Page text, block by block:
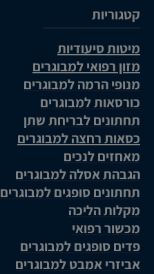
קטגוריות
מיטות סיעודיות
מזון רפואי למבוגרים
מנופי הרמה למבוגרים
כורסאות למבוגרים
תחתונים לבריחת שתן
כסאות רחצה למבוגרים
מאחזים לנכים
הגבהת אסלה למבוגרים
תחתונים סופגים למבוגרים
מקלות הליכה
מכשור רפואי
פדים סופגים למבוגרים
אביזרי אמבט למבוגרים